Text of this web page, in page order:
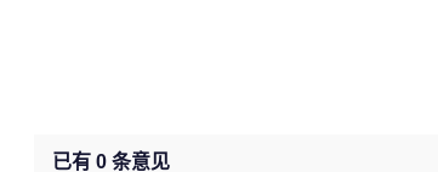
已有 0 条意见